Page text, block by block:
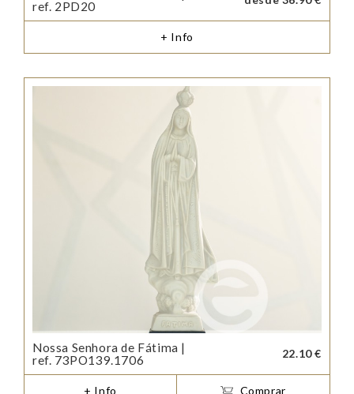
ref. 2PD20
+ Info
Nossa Senhora de Fátima |
ref. 73PO139.1706
22.10 €
+ Info Comprar